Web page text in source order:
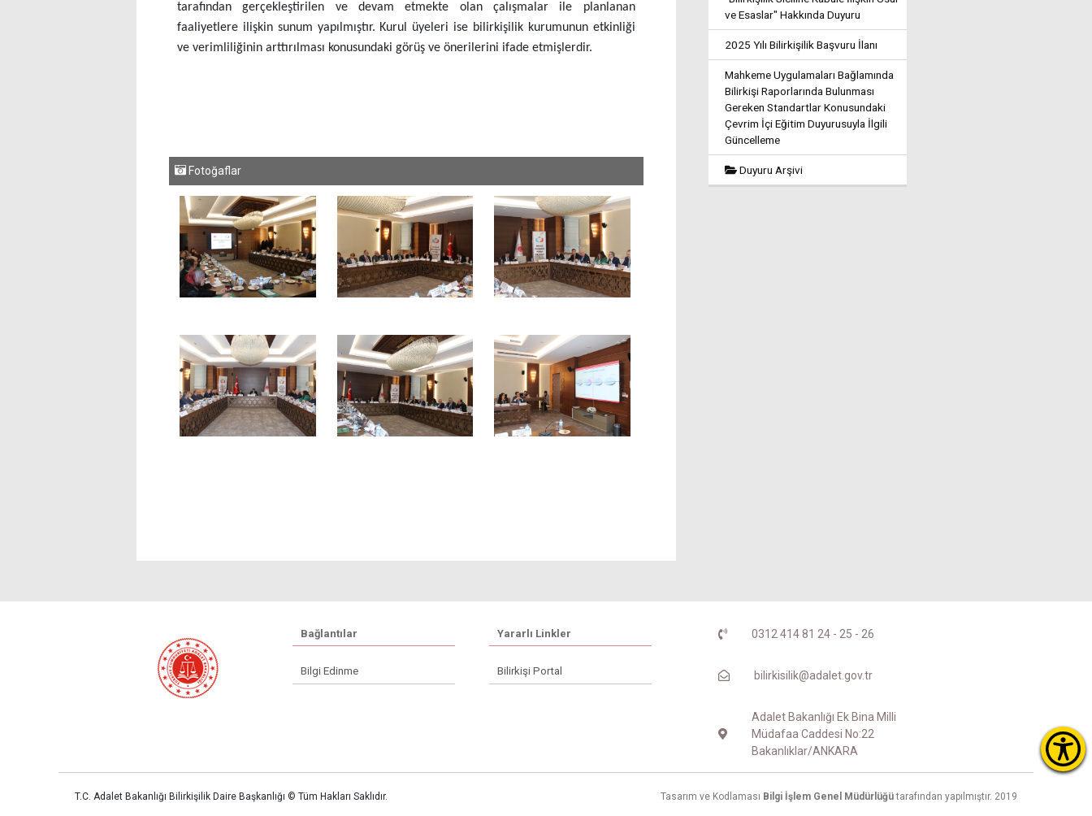
tarafından gerçekleştirilen ve devam etmekte olan çalışmalar ile planlanan
faaliyetlere ilişkin sunum yapılmıştır. Kurul üyeleri ise bilirkişilik kurumunun etkinliği
ve verimliliğinin arttırılması konusundaki görüş ve önerilerini ifade etmişlerdir.
Fotoğaflar
ve Esaslar" Hakkında Duyuru
2025 Yılı Bilirkişilik Başvuru İlanı
Mahkeme Uygulamaları Bağlamında
Bilirkişi Raporlarında Bulunması
Gereken Standartlar Konusundaki
Çevrim İçi Eğitim Duyurusuyla İlgili
Güncelleme
Duyuru Arşivi
Bağlantılar
Bilgi Edinme
Yararlı Linkler
Bilirkişi Portal
0312 414 81 24 - 25 - 26
bilirkisilik@adalet.gov.tr
Adalet Bakanlığı Ek Bina Milli
Müdafaa Caddesi No:22
Bakanlıklar/ANKARA
T.C. Adalet Bakanlığı Bilirkişilik Daire Başkanlığı © Tüm Hakları Saklıdır. Tasarım ve Kodlaması Bilgi İşlem Genel Müdürlüğütarafından yapılmıştır. 2019